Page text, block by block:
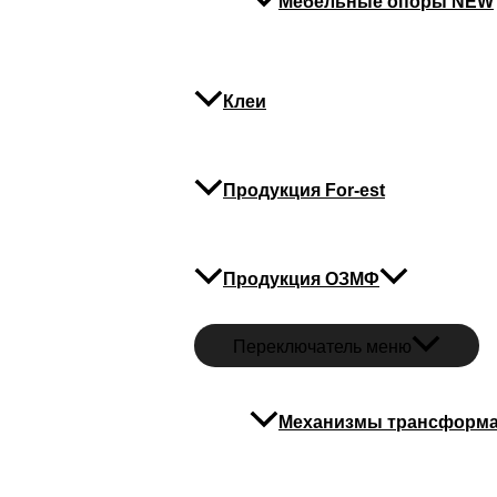
Клеи
Продукция For-est
Продукция ОЗМФ
Переключатель меню
Механизмы